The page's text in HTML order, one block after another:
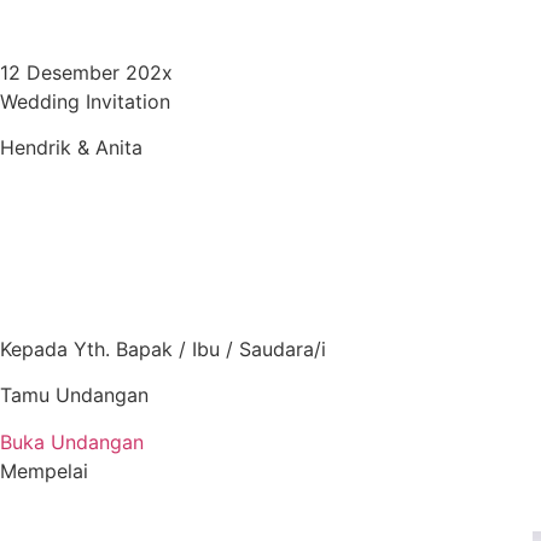
12 Desember 202x
Wedding Invitation
Hendrik & Anita
Kepada Yth. Bapak / Ibu / Saudara/i
Tamu Undangan
Buka Undangan
Mempelai